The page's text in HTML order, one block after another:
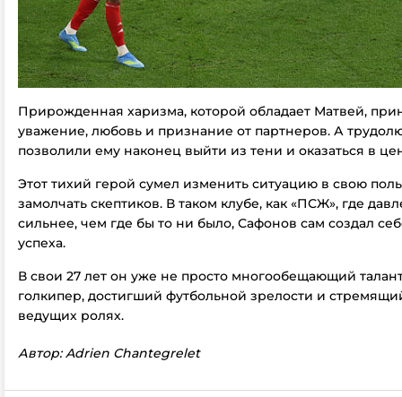
Прирожденная харизма, которой обладает Матвей,
уважение, любовь и признание от партнеров. А
позволили ему наконец выйти из тени и оказаться в
Этот тихий герой сумел изменить ситуацию в свою
замолчать скептиков. В таком клубе, как «ПСЖ», где
сильнее, чем где бы то ни было, Сафонов сам создал
успеха.
В свои 27 лет он уже не просто многообещающий
голкипер, достигший футбольной зрелости и
ведущих ролях.
Автор: Adrien Chantegrelet